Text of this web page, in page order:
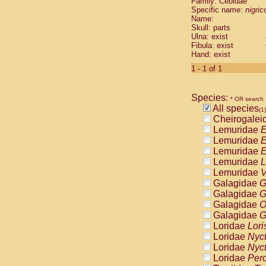
Cebidae
Cebidae
Cebidae
Cebidae
Cebidae
Cebidae
Cebidae
Cebidae
Cebidae
Cebidae
Cebidae
Cebidae
Atelidae
Atelidae
Atelidae
Atelidae
Atelidae
Atelidae
Atelidae
Atelidae
Atelidae
Atelidae
Pitheciidae
Specific name:
Name:
Skull: parts
Ulna: exist
Fibula: exist
Hand: exist
1 - 1 of 1
Species: * OR search
All species(1)
Lemuridae
Lemuridae
Lemuridae
Lemuridae
Lemuridae
Galagidae
Galagidae
Galagidae
Galagidae
Loridae
Loridae
Loridae
Loridae